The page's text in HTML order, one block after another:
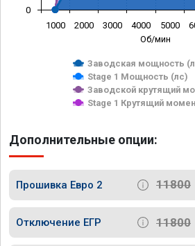
Об/мин
Заводская мощность
Stage 1 Мощность (лс)
Заводской крутящий
Stage 1 Крутящий
1000 2000 3000 4000 5000
0
Дополнительные опции:
Прошивка Евро 2 11800
Отключение ЕГР 11800